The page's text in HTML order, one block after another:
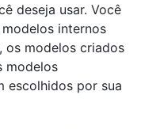
deseja usar. Você
internos
os modelos criados
modelos
escolhidos por sua